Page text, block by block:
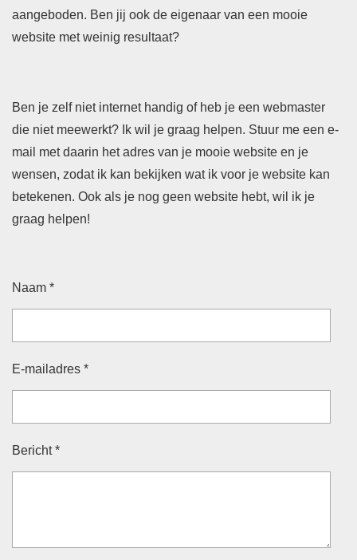
aangeboden. Ben jij ook de eigenaar van een mooie
website met weinig resultaat?
Ben je zelf niet internet handig of heb je een webmaster
die niet meewerkt? Ik wil je graag helpen. Stuur me een e-
mail met daarin het adres van je mooie website en je
wensen, zodat ik kan bekijken wat ik voor je website kan
betekenen. Ook als je nog geen website hebt, wil ik je
graag helpen!
Naam *
E-mailadres *
Bericht *